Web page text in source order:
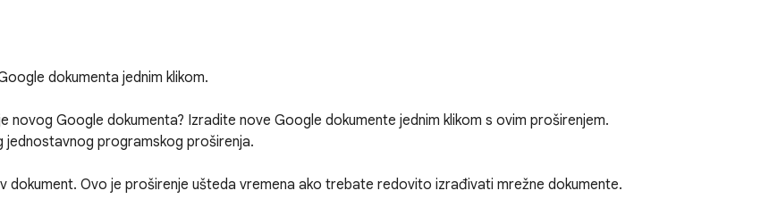
dokumenta jednim klikom.
novog Google dokumenta? Izradite nove Google dokumente jednim klikom s ovim proširenjem.
programskog proširenja.
dokument. Ovo je proširenje ušteda vremena ako trebate redovito izrađivati mrežne dokumente.